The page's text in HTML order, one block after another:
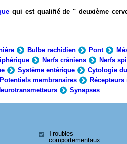
qui est qualifié de " deuxième
Bulbe rachidien Pont
Nerfs crâniens Nerfs
Système entérique Cytologie du
Potentiels membranaires Récepteurs
Synapses
Troubles
comportementaux